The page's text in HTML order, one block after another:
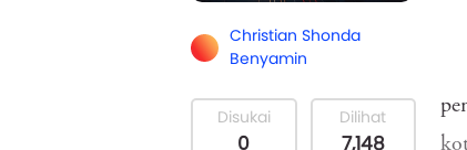
Christian Shonda
Benyamin
Disukai
0
Dilihat
7,148